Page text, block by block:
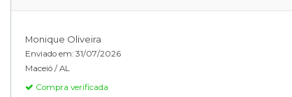
Monique Oliveira
Enviado em: 31/07/2026
Maceió / AL
Compra verificada